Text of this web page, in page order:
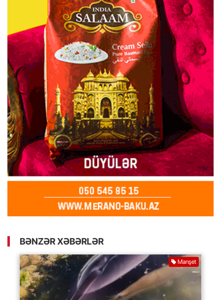
BƏNZƏR XƏBƏRLƏR
Manşet